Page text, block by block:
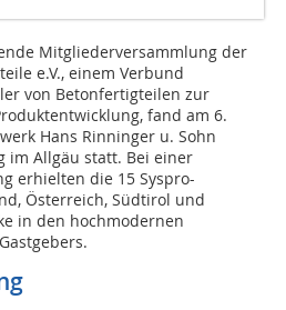
Mitgliederversammlung der
e.V., einem Verbund
von Betonfertigteilen zur
fand am 6.
Hans Rinninger u. Sohn
im Allgäu statt. Bei einer
erhielten die 15 Syspro-
Österreich, Südtirol und
in den hochmodernen